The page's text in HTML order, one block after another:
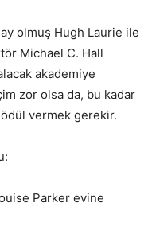
olmuş Hugh Laurie ile
Michael C. Hall
akademiye
zor olsa da, bu kadar
ödül vermek gerekir.
Parker evine